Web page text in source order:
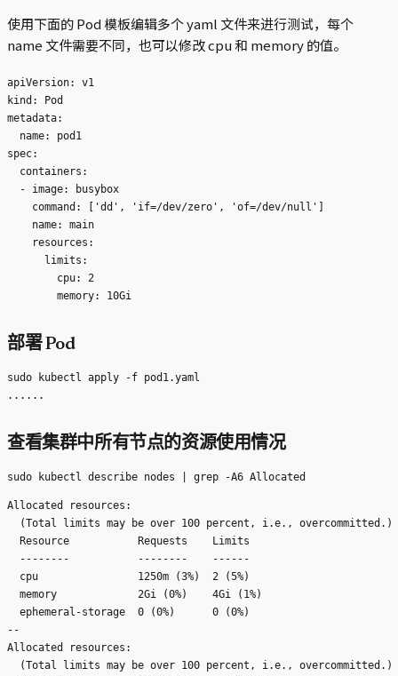
使用下面的 Pod 模板编辑多个 yaml 文件来进行测试，每个
name 文件需要不同，也可以修改 cpu 和 memory 的值。
apiVersion: v1
kind: Pod
metadata:
  name: pod1
spec:
  containers:
  - image: busybox
    command: ['dd', 'if=/dev/zero', 'of=/dev/null']
    name: main
    resources:
      limits:
        cpu: 2
部署 Pod
sudo kubectl apply -f pod1.yaml
查看集群中所有节点的资源使用情况
Allocated resources:
  (Total limits may be over 100 percent, i.e., overcommitted.)
  Resource           Requests    Limits
  --------           --------    ------
  cpu                1250m (3%)  2 (5%)
  memory             2Gi (0%)    4Gi (1%)
  ephemeral-storage  0 (0%)      0 (0%)
--
Allocated resources:
  (Total limits may be over 100 percent, i.e., overcommitted.)